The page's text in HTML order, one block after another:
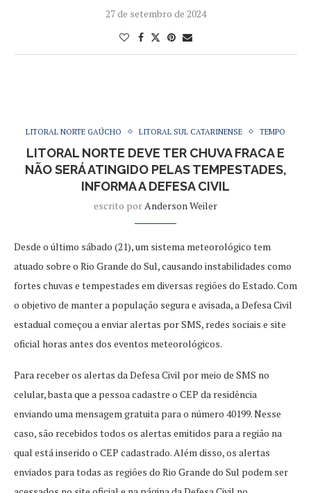
27 de setembro de 2024
LITORAL NORTE GAÚCHO LITORAL SUL CATARINENSE TEMPO
LITORAL NORTE DEVE TER CHUVA FRACA E
NÃO SERÁ ATINGIDO PELAS TEMPESTADES,
INFORMA A DEFESA CIVIL
escrito porAnderson Weiler
Desde o último sábado (21), um sistema meteorológico tem
atuado sobre o Rio Grande do Sul, causando instabilidades como
fortes chuvas e tempestades em diversas regiões do Estado. Com
o objetivo de manter a população segura e avisada, a Defesa Civil
estadual começou a enviar alertas por SMS, redes sociais e site
oficial horas antes dos eventos meteorológicos.
Para receber os alertas da Defesa Civil por meio de SMS no
celular, basta que a pessoa cadastre o CEP da residência
enviando uma mensagem gratuita para o número 40199. Nesse
caso, são recebidos todos os alertas emitidos para a região na
qual está inserido o CEP cadastrado. Além disso, os alertas
enviados para todas as regiões do Rio Grande do Sul podem ser